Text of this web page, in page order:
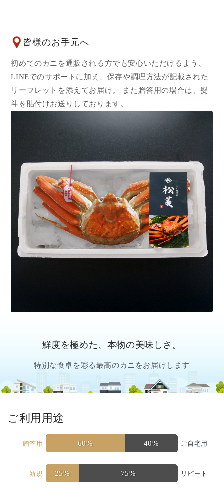
皆様のお手元へ
初めてのカニを通販される方でも安心いただけるよう、
LINEでのサポートに加え、保存や調理方法が記載された
リーフレットを添えてお届け。 また贈答用の場合は、熨
斗を貼付けお送りしております。
鮮度を極めた、本物の美味しさ。
特別な食卓を彩る最高のカニをお届けします
ご利用用途
贈答用 60% 40% ご自宅用
新規 25% 75% リピート